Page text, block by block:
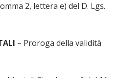
2, lettera e) del D. Lgs.
– Proroga della validità